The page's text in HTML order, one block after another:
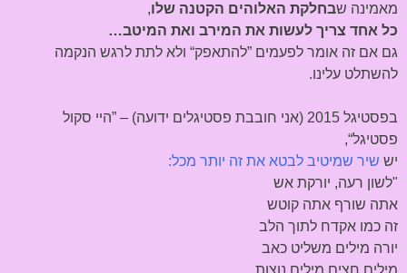
מאמינה שבחלקת האלוהים הקטנה שלו,
כל אחד צריך לעשות את המירב ואת המיטב…
גם אם זה אומר לפעמים ”להתאפק“ ולא לתת לרגש הנקמה
להשתלט עלינו.
בפסטיגל 2015 (אני חובבת פסטיגלים ידועה) – ”היי סקול
פסטיגל“,
יש שיר שמיטיב לבטא את זה יותר מכל:
"לשון רעה, יורקת אש
אתה שורף אתה קוטש
זה כמו אקדח לתוך הלב
יורה מילים משליט כאב